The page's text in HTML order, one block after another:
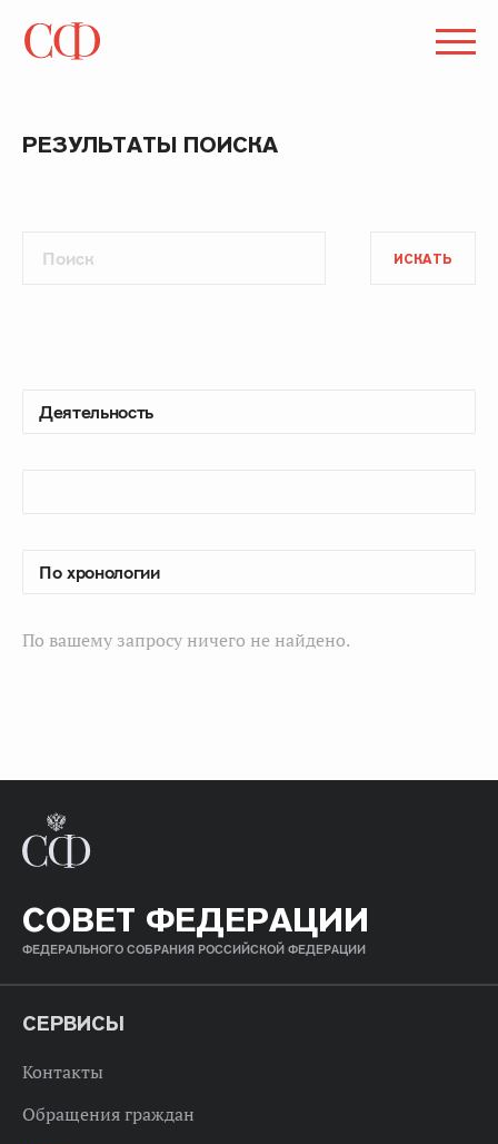
РЕЗУЛЬТАТЫ ПОИСКА
ИСКАТЬ
По вашему запросу ничего не найдено.
СОВЕТ ФЕДЕРАЦИИ
ФЕДЕРАЛЬНОГО СОБРАНИЯ РОССИЙСКОЙ ФЕДЕРАЦИИ
СЕРВИСЫ
Контакты
Обращения граждан